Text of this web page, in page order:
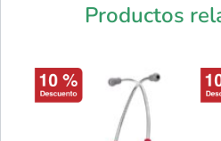
Productos